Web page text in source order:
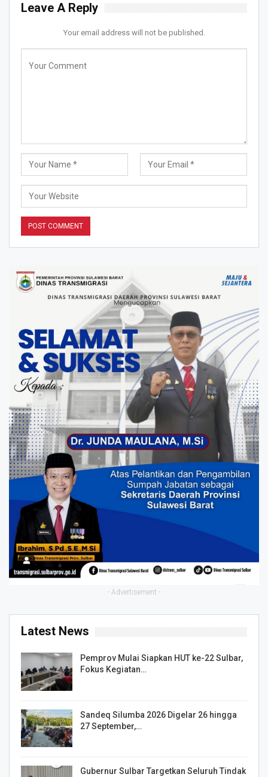
Leave A Reply
Your email address will not be published.
- Advertisement -
Latest News
Pemprov Mulai Siapkan HUT ke-22 Sulbar,
Fokus Kegiatan…
Sandeq Silumba 2026 Digelar 26 hingga
27 September,…
Gubernur Sulbar Targetkan Seluruh Tindak